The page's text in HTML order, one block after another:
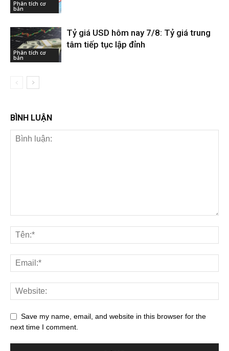
Phân tích cơ
bản
Phân tích cơ
bản
Tỷ giá USD hôm nay 7/8: Tỷ giá trung
tâm tiếp tục lập đỉnh
BÌNH LUẬN
Save my name, email, and website in this browser for the
next time I comment.